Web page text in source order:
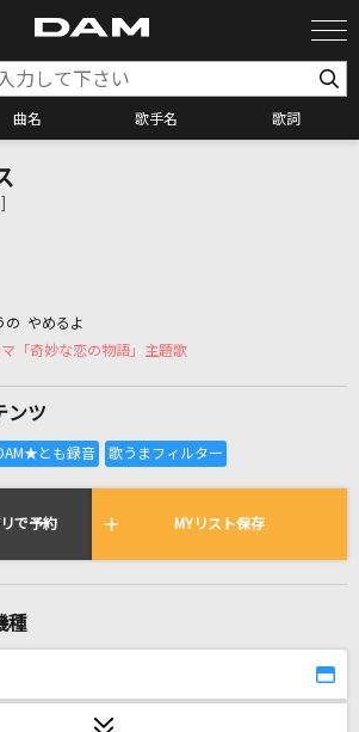
曲名 歌手名 歌詞
カラオケリクエスト
イムで歌われている曲の一覧
の やめるよ
マ「奇妙な恋の物語」主題歌
ンツ
で予約 MYリスト保存
種